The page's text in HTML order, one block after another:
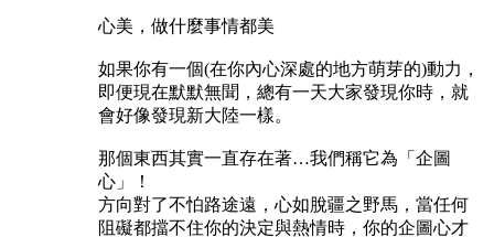
心美，做什麼事情都美
如果你有一個(在你內心深處的地方萌芽的)動力，
即便現在默默無聞，總有一天大家發現你時，就
會好像發現新大陸一樣。
那個東西其實一直存在著…我們稱它為「企圖
心」！
方向對了不怕路途遠，心如脫疆之野馬，當任何
阻礙都擋不住你的決定與熱情時，你的企圖心才